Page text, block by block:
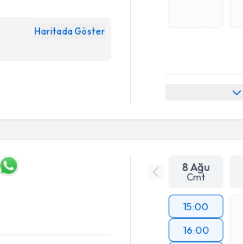
Haritada Göster
8 Ağu
Cmt
15:00
16:00